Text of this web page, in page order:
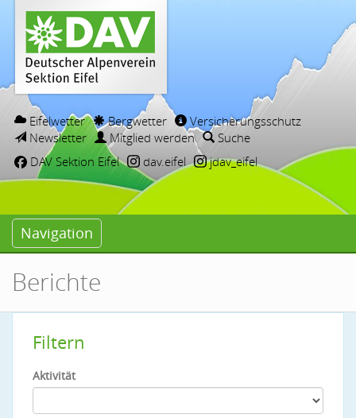
Eifelwetter Bergwetter
Versicherungsschutz
Newsletter
Mitglied werden
Suche
DAV Sektion Eifel
dav.eifel jdav_eifel
Navigation
Berichte
Filtern
Aktivität